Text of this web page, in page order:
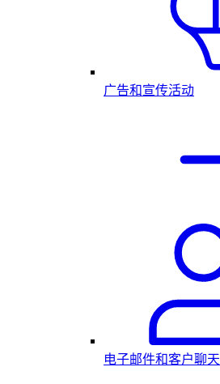
广告和宣传活动
电子邮件和客户聊天